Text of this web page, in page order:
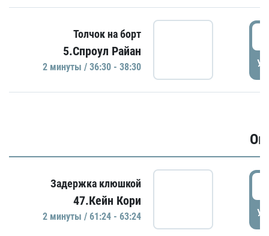
Толчок на борт
5.Спроул Райан
2 минуты / 36:30 - 38:30
Задержка клюшкой
47.Кейн Кори
2 минуты / 61:24 - 63:24